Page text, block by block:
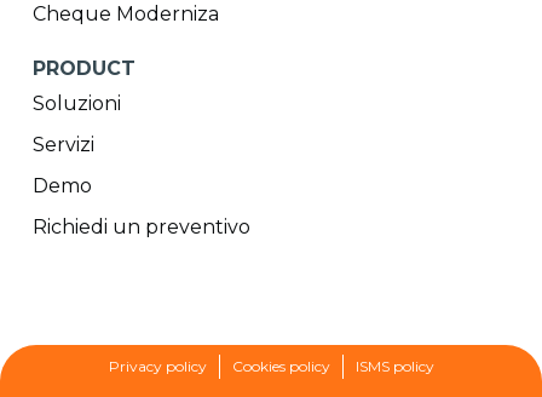
Cheque Moderniza
PRODUCT
Soluzioni
Servizi
Demo
Richiedi un preventivo
Privacy policy Cookies policy ISMS policy